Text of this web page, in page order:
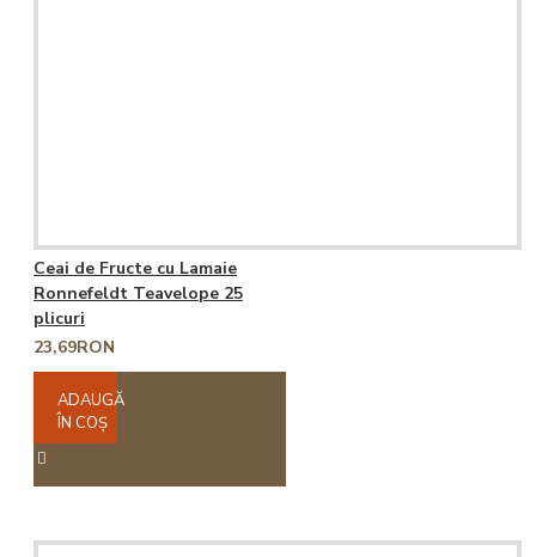
Ceai de Fructe cu Lamaie
Ronnefeldt Teavelope 25
plicuri
23,69RON
ADAUGĂ
ÎN COŞ